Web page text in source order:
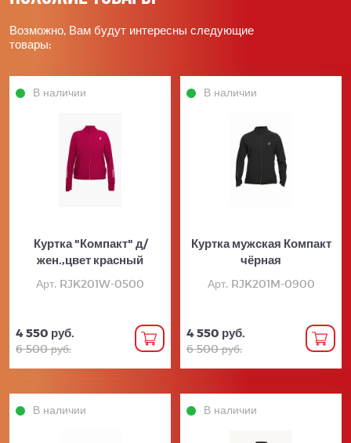
Возможно, Вам будут интересны следующие
товары:
В наличии
Куртка "Компакт" д/
жен.,цвет красный
Арт. RJK201W-0500
4 550 руб.
6 500 руб.
В наличии
Куртка мужская Компакт
чёрная
Арт. RJK201M-0900
4 550 руб.
6 500 руб.
В наличии В наличии